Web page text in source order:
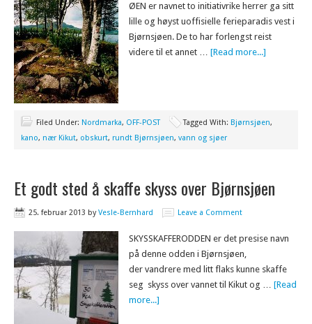
ØEN er navnet to initiativrike herrer ga sitt
lille og høyst uoffisielle ferieparadis vest i
Bjørnsjøen. De to har forlengst reist
videre til et annet … [Read more...]
Filed Under: Nordmarka, OFF-POST Tagged With: Bjørnsjøen,
kano, nær Kikut, obskurt, rundt Bjørnsjøen, vann og sjøer
Et godt sted å skaffe skyss over Bjørnsjøen
25. februar 2013 byVesle-Bernhard Leave a Comment
SKYSSKAFFERODDEN er det presise navn
på denne odden i Bjørnsjøen,
der vandrere med litt flaks kunne skaffe
seg skyss over vannet til Kikut og … [Read
more...]